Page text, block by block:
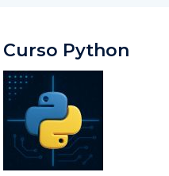
Curso Python